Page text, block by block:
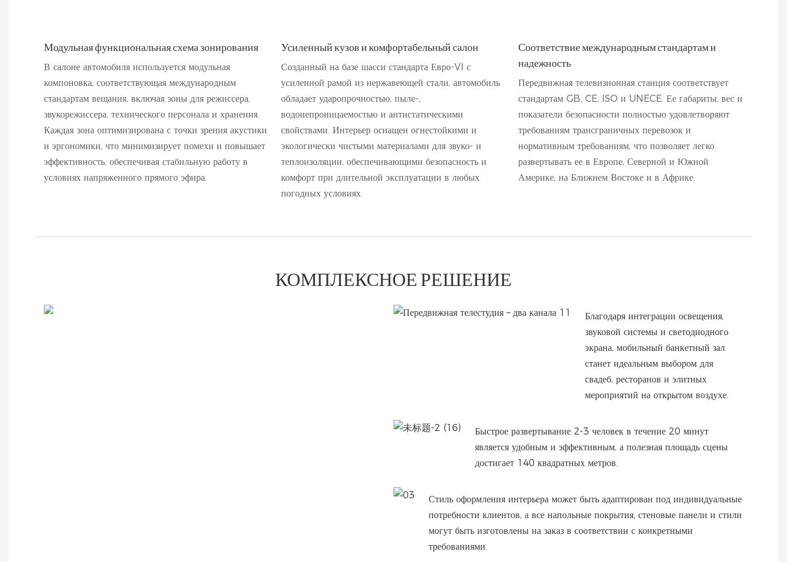
Модульная функциональная схема зонирования
В салоне автомобиля используется модульная
компоновка, соответствующая международным
стандартам вещания, включая зоны для режиссера,
звукорежиссера, технического персонала и хранения.
Каждая зона оптимизирована с точки зрения акустики
и эргономики, что минимизирует помехи и повышает
эффективность, обеспечивая стабильную работу в
условиях напряженного прямого эфира.
Усиленный кузов и комфортабельный салон
Созданный на базе шасси стандарта Евро-VI с
усиленной рамой из нержавеющей стали, автомобиль
обладает ударопрочностью, пыле-,
водонепроницаемостью и антистатическими
свойствами. Интерьер оснащен огнестойкими и
экологически чистыми материалами для звуко- и
теплоизоляции, обеспечивающими безопасность и
комфорт при длительной эксплуатации в любых
погодных условиях.
Соответствие международным стандартам и
надежность
Передвижная телевизионная станция соответствует
стандартам GB, CE, ISO и UNECE. Ее габариты, вес и
показатели безопасности полностью удовлетворяют
требованиям трансграничных перевозок и
нормативным требованиям, что позволяет легко
развертывать ее в Европе, Северной и Южной
Америке, на Ближнем Востоке и в Африке.
КОМПЛЕКСНОЕ РЕШЕНИЕ
Благодаря интеграции освещения,
звуковой системы и светодиодного
экрана, мобильный банкетный зал
станет идеальным выбором для
свадеб, ресторанов и элитных
мероприятий на открытом воздухе.
Быстрое развертывание 2-3 человек в течение 20 минут
является удобным и эффективным, а полезная площадь сцены
достигает 140 квадратных метров.
Стиль оформления интерьера может быть адаптирован под индивидуальные
потребности клиентов, а все напольные покрытия, стеновые панели и стили
могут быть изготовлены на заказ в соответствии с конкретными
требованиями.